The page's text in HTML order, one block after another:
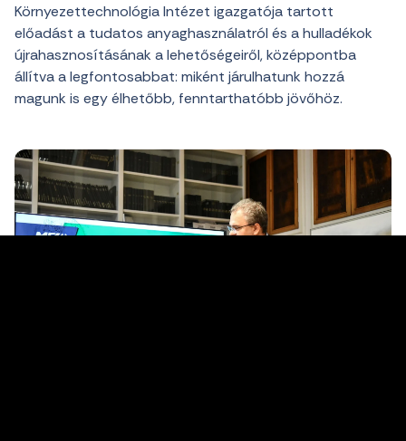
Környezettechnológia Intézet igazgatója tartott
előadást a tudatos anyaghasználatról és a hulladékok
újrahasznosításának a lehetőségeiről, középpontba
állítva a legfontosabbat: miként járulhatunk hozzá
magunk is egy élhetőbb, fenntarthatóbb jövőhöz.